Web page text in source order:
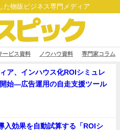
た物販ビジネス専門メディア
ービス資料 ノウハウ資料 専門家コラム
ア、インハウス化ROIシミュレ
始―広告運用の自走支援ツール
入効果を自動試算する「ROIシ